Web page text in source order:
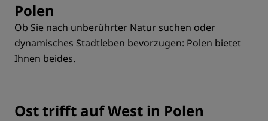
Polen
Ob Sie nach unberührter Natur suchen oder
dynamisches Stadtleben bevorzugen: Polen bietet
Ihnen beides.
Ost trifft auf West in Polen